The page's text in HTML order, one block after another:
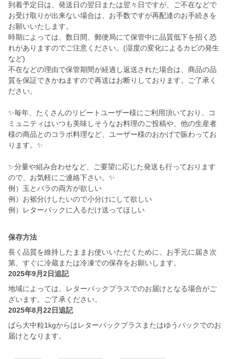
到着予定日は、発送日の翌日または翌々日ですが、ご不在などで
お受け取りが出来ない場合は、お手数ですが再配達のお手続きを
お願いいたします。
時期によっては、数日間、郵便局にて保管中に品質低下を招く恐
れがありますのでご注意ください。(湿度の変化によるカビの発生
など)
不在などの理由で保管期間が経過し返送された場合は、商品の品
質を保証できかねますので再送はお断りしております。ご了承く
ださい。
✨毎年、たくさんのリピートユーザー様にご利用頂いており、コ
ミュニティはいつも美味しそうなお料理のご投稿や、他の生産者
様の商品とのコラボ料理など、ユーザー様のおかげで賑わってお
ります。✨
✨分量や組み合わせなど、ご要望に応じた発送も行っております
ので、お気軽にご連絡下さい。✨
例）玉とバラの両方が欲しい
例）お裾分けしたいので小分けにして欲しい
例）レターパックに入るだけ送ってほしい
保存方法
長く品質を維持したままお使いいただくために、お手元に届き次
第、すぐに冷蔵または冷凍での保存をお願いします。
2025年9月2日追記
地域によっては、レターパックプラスでのお届けとなる場合がご
ざいます。ご了承ください。
2025年8月22日追記
ばら大中粒1kgからはレターパックプラスまたはゆうパックでのお
届けとなります。